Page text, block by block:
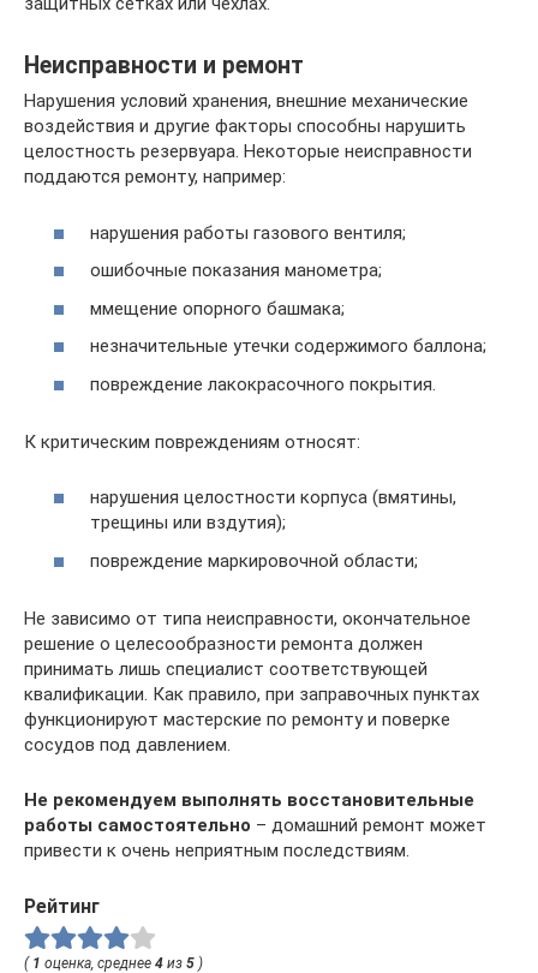
Неисправности и ремонт
Нарушения условий хранения, внешние механические
воздействия и другие факторы способны нарушить
целостность резервуара. Некоторые неисправности
поддаются ремонту, например:
нарушения работы газового вентиля;
ошибочные показания манометра;
ммещение опорного башмака;
незначительные утечки содержимого баллона;
повреждение лакокрасочного покрытия.
К критическим повреждениям относят:
нарушения целостности корпуса (вмятины,
трещины или вздутия);
повреждение маркировочной области;
Не зависимо от типа неисправности, окончательное
решение о целесообразности ремонта должен
принимать лишь специалист соответствующей
квалификации. Как правило, при заправочных пунктах
функционируют мастерские по ремонту и поверке
сосудов под давлением.
Не рекомендуем выполнять восстановительные
работы самостоятельно – домашний ремонт может
привести к очень неприятным последствиям.
Рейтинг
( 1 оценка, среднее 4 из 5 )